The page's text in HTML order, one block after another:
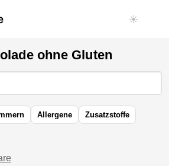
☀️
ohne Gluten
Allergene Zusatzstoffe